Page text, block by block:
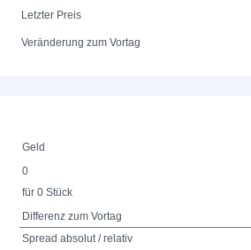
Letzter Preis
Veränderung zum Vortag
Geld
0
für 0 Stück
Differenz zum Vortag
Spread absolut / relativ